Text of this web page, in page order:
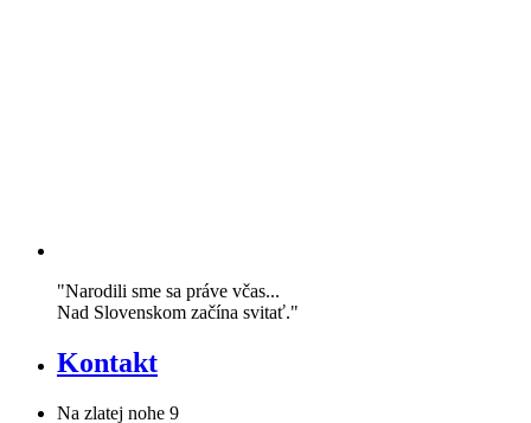
"Narodili sme sa práve včas...
Nad Slovenskom začína svitať."
Kontakt
Na zlatej nohe 9